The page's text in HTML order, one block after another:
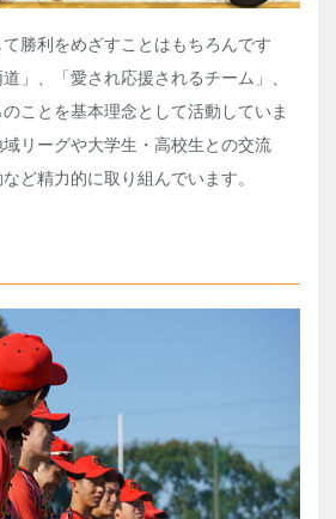
勝利をめざすことはもちろんです
」、「愛され応援されるチーム」、
のことを基本理念として活動していま
リーグや大学生・高校生との交流
ど精力的に取り組んでいます。